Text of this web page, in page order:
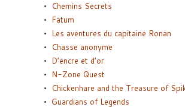
Chemins Secrets
Fatum
Les aventures du capitaine Ronan
Chasse anonyme
D’encre et d’or
N-Zone Quest
Chickenhare and the Treasure of
Guardians of Legends